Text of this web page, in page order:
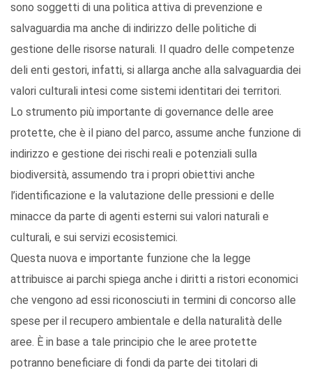
sono soggetti di una politica attiva di prevenzione e
salvaguardia ma anche di indirizzo delle politiche di
gestione delle risorse naturali. Il quadro delle competenze
deli enti gestori, infatti, si allarga anche alla salvaguardia dei
valori culturali intesi come sistemi identitari dei territori.
Lo strumento più importante di governance delle aree
protette, che è il piano del parco, assume anche funzione di
indirizzo e gestione dei rischi reali e potenziali sulla
biodiversità, assumendo tra i propri obiettivi anche
l’identificazione e la valutazione delle pressioni e delle
minacce da parte di agenti esterni sui valori naturali e
culturali, e sui servizi ecosistemici.
Questa nuova e importante funzione che la legge
attribuisce ai parchi spiega anche i diritti a ristori economici
che vengono ad essi riconosciuti in termini di concorso alle
spese per il recupero ambientale e della naturalità delle
aree. È in base a tale principio che le aree protette
potranno beneficiare di fondi da parte dei titolari di